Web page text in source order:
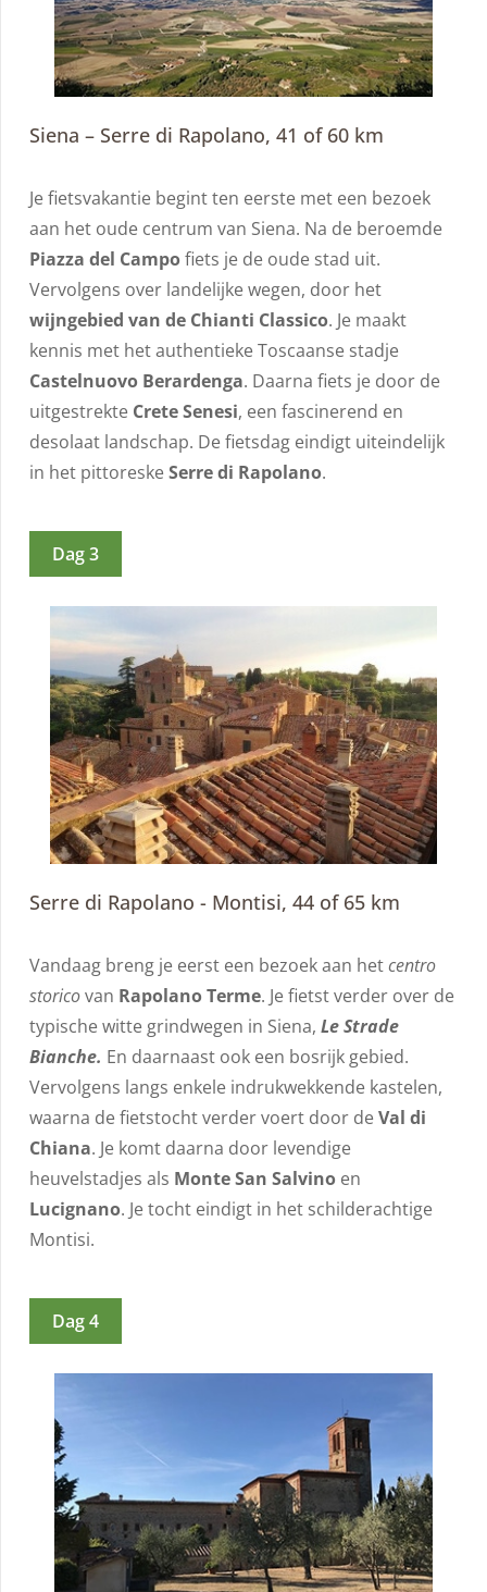
Siena – Serre di Rapolano, 41 of 60 km
Je fietsvakantie begint ten eerste met een bezoek
aan het oude centrum van Siena. Na de beroemde
Piazza del Campofiets je de oude stad uit.
Vervolgens over landelijke wegen, door het
wijngebied van de Chianti Classico. Je maakt
kennis met het authentieke Toscaanse stadje
Castelnuovo Berardenga. Daarna fiets je door de
uitgestrekte Crete Senesi, een fascinerend en
desolaat landschap. De fietsdag eindigt uiteindelijk
in het pittoreskeSerre di Rapolano.
Dag 3
Serre di Rapolano - Montisi, 44 of 65 km
Vandaag breng je eerst een bezoek aan hetcentro
storicovan Rapolano Terme. Je fietst verder over de
typische witte grindwegen in Siena, Le Strade
Bianche. En daarnaast ook een bosrijk gebied.
Vervolgens langs enkele indrukwekkende kastelen,
waarna de fietstocht verder voert door deVal di
Chiana. Je komt daarna door levendige
heuvelstadjes als Monte San Salvino en
Lucignano. Je tocht eindigt in het schilderachtige
Montisi.
Dag 4